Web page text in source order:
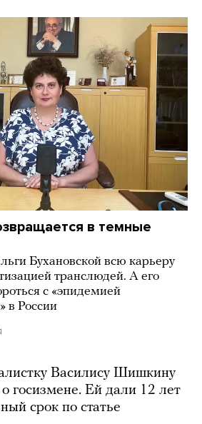
в темные
Бухановской всю карьеру
транслюдей. А его
с «эпидемией
в России
Василису Шишкину
госизмене. Ей дали 12 лет
срок по статье